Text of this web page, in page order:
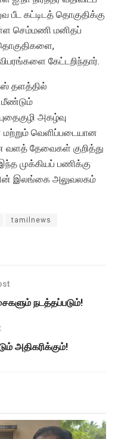
பீட கட்டிடத் தொகுதிக்கு
செம்மணி மனிதப்
தொகுதிகளை,
கேட்டறிந்தார்.
தளத்தில்
மீண்டும்
அகழ்வு
வெளிப்படையான
வளத் தேவைகள் குறித்து
முக்கியப் பணிக்கு
இலங்கை அலுவலகம்
tamilnews
நடத்தப்படும்!
அதிகரிக்கும்!